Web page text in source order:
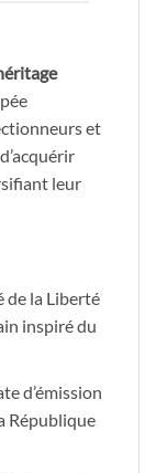
et
leur
la Liberté
inspiré du
d’émission
République